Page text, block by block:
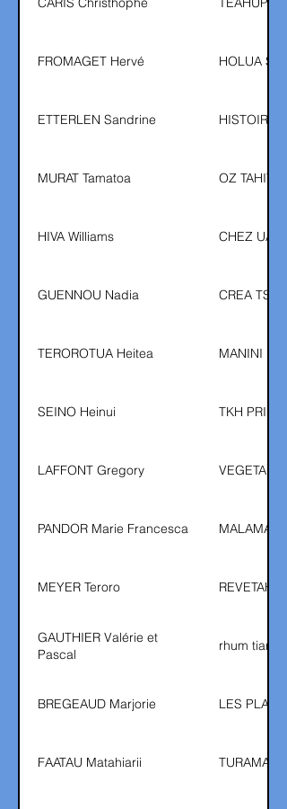
FROMAGET Hervé HOLUA
ETTERLEN Sandrine HISTOIRE
MURAT Tamatoa OZ TAHITI
HIVA Williams CHEZ
GUENNOU Nadia CREA
TEROROTUA Heitea MANINI
SEINO Heinui TKH PRINT
LAFFONT Gregory VEGETAL
PANDOR Marie Francesca MALAMA
MEYER Teroro
GAUTHIER Valérie et
Pascal
rhum tiare
BREGEAUD Marjorie LES
FAATAU Matahiarii TURAMAHIA